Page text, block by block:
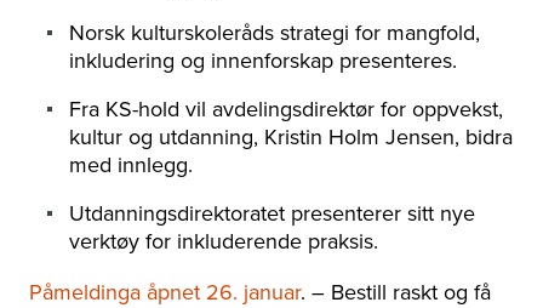
Norsk kulturskoleråds strategi for mangfold,
inkludering og innenforskap presenteres.
Fra KS-hold vil avdelingsdirektør for oppvekst,
kultur og utdanning, Kristin Holm Jensen, bidra
med innlegg.
Utdanningsdirektoratet presenterer sitt nye
verktøy for inkluderende praksis.
Påmeldinga åpnet 26. januar. – Bestill raskt og få